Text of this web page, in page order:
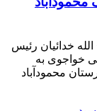
خدائیان رئیس
خواجوی به
محمودآباد